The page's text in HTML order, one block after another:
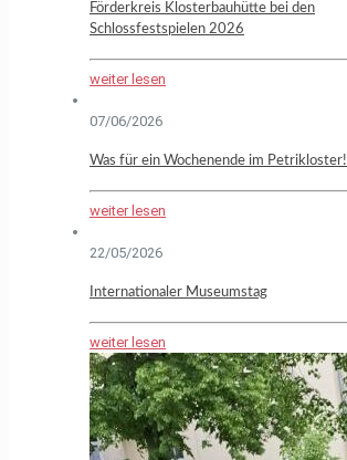
Förderkreis Klosterbauhütte bei den
Schlossfestspielen 2026
weiter lesen
07/06/2026
Was für ein Wochenende im Petrikloster!
weiter lesen
22/05/2026
Internationaler Museumstag
weiter lesen